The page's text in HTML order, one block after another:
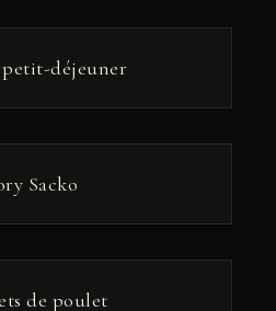
déjeuner
Sacko
de poulet